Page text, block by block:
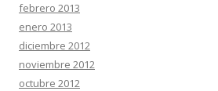
febrero 2013
enero 2013
diciembre 2012
noviembre 2012
octubre 2012